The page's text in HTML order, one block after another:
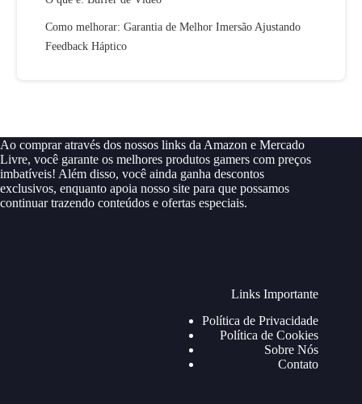
Como melhorar: Garantia de Melhor Imersão Ajustando
Feedback Háptico
Ao comprar através dos nossos links da Amazon e Mercado
Livre, você garante os melhores produtos gamers com preços
imbatíveis! Além disso, você ainda ganha descontos
exclusivos, enquanto apoia nosso site para que possamos
continuar trazendo conteúdos e ofertas especiais.
Links Importante
Política de Privacidade
Política de Cookies
Sobre Nós
Contato